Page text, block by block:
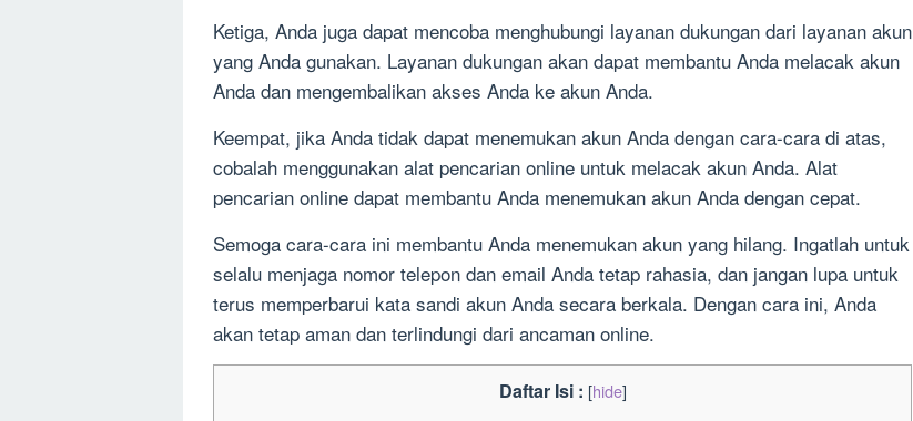
Ketiga, Anda juga dapat mencoba menghubungi layanan dukungan dari layanan akun
yang Anda gunakan. Layanan dukungan akan dapat membantu Anda melacak akun
Anda dan mengembalikan akses Anda ke akun Anda.
Keempat, jika Anda tidak dapat menemukan akun Anda dengan cara-cara di atas,
cobalah menggunakan alat pencarian online untuk melacak akun Anda. Alat
pencarian online dapat membantu Anda menemukan akun Anda dengan cepat.
Semoga cara-cara ini membantu Anda menemukan akun yang hilang. Ingatlah untuk
selalu menjaga nomor telepon dan email Anda tetap rahasia, dan jangan lupa untuk
terus memperbarui kata sandi akun Anda secara berkala. Dengan cara ini, Anda
akan tetap aman dan terlindungi dari ancaman online.
Daftar Isi : [hide]